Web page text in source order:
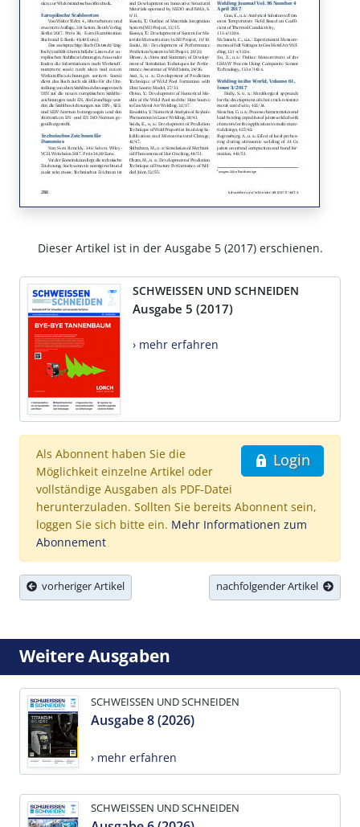
Dieser Artikel ist in der Ausgabe 5 (2017) erschienen.
SCHWEISSEN UND SCHNEIDEN
Ausgabe 5 (2017)
› mehr erfahren
Login
Als Abonnent haben Sie die
Möglichkeit einzelne Artikel oder
vollständige Ausgaben als PDF-Datei
herunterzuladen. Sollten Sie bereits Abonnent sein,
loggen Sie sich bitte ein. Mehr Informationen zum
Abonnement
vorheriger Artikel nachfolgender Artikel
Weitere Ausgaben
SCHWEISSEN UND SCHNEIDEN
Ausgabe 8 (2026)
› mehr erfahren
SCHWEISSEN UND SCHNEIDEN